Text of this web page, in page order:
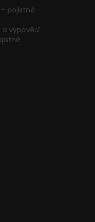
– pojistné
a výpověď